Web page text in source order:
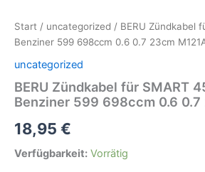
Start / uncategorized / BERU Zündkabel
Benziner 599 698ccm 0.6 0.7 23cm
uncategorized
BERU Zündkabel für SMART
Benziner 599 698ccm 0.6 0.7
18,95 €
Verfügbarkeit: Vorrätig